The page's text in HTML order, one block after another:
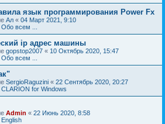
язык программирования Power Fx
Ал « 04 Март 2021, 9:10
Обо всем ...
ip адрес машины
gopstop2007 « 10 Октябрь 2020, 15:47
Обо всем ...
SergioRaguzini « 22 Сентябрь 2020, 20:27
CLARION for Windows
Admin « 22 Июнь 2020, 8:58
English